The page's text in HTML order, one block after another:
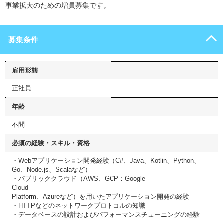
事業拡大のための増員募集です。
募集条件
雇用形態
正社員
年齢
不問
必須の経験・スキル・資格
・Webアプリケーション開発経験（C#、Java、Kotlin、Python、
Go、Node.js、Scalaなど）
・パブリッククラウド（AWS、GCP：Google
Cloud
Platform、Azureなど）を用いたアプリケーション開発の経験
・HTTPなどのネットワークプロトコルの知識
・データベースの設計およびパフォーマンスチューニングの経験